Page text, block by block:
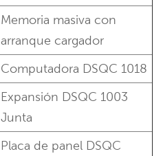
Memoria masiva con
arranque cargador
Computadora DSQC 1018
Expansión DSQC 1003
Junta
Placa de panel DSQC